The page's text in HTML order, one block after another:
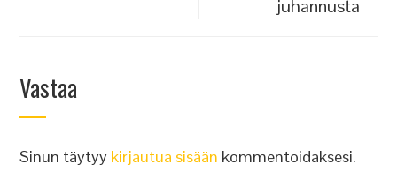
juhannusta
Vastaa
Sinun täytyy kirjautua sisään kommentoidaksesi.